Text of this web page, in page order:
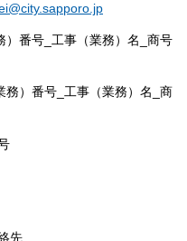
）番号_工事（業務）名_商号
号_工事（業務）名_商